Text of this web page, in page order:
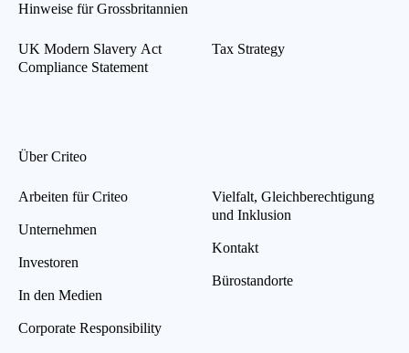
Hinweise für Grossbritannien
UK Modern Slavery Act
Compliance Statement
Tax Strategy
Über Criteo
Arbeiten für Criteo
Unternehmen
Investoren
In den Medien
Corporate Responsibility
Vielfalt, Gleichberechtigung
und Inklusion
Kontakt
Bürostandorte